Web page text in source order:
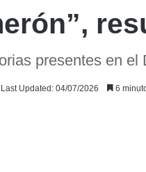
presentes en
Last Updated: 04/07/2026 6